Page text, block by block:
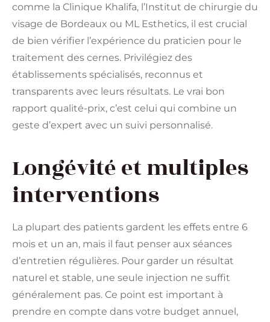
comme la Clinique Khalifa, l’Institut de chirurgie du
visage de Bordeaux ou ML Esthetics, il est crucial
de bien vérifier l’expérience du praticien pour le
traitement des cernes. Privilégiez des
établissements spécialisés, reconnus et
transparents avec leurs résultats. Le vrai bon
rapport qualité-prix, c’est celui qui combine un
geste d’expert avec un suivi personnalisé.
Longévité et multiples
interventions
La plupart des patients gardent les effets entre 6
mois et un an, mais il faut penser aux séances
d’entretien régulières. Pour garder un résultat
naturel et stable, une seule injection ne suffit
généralement pas. Ce point est important à
prendre en compte dans votre budget annuel,